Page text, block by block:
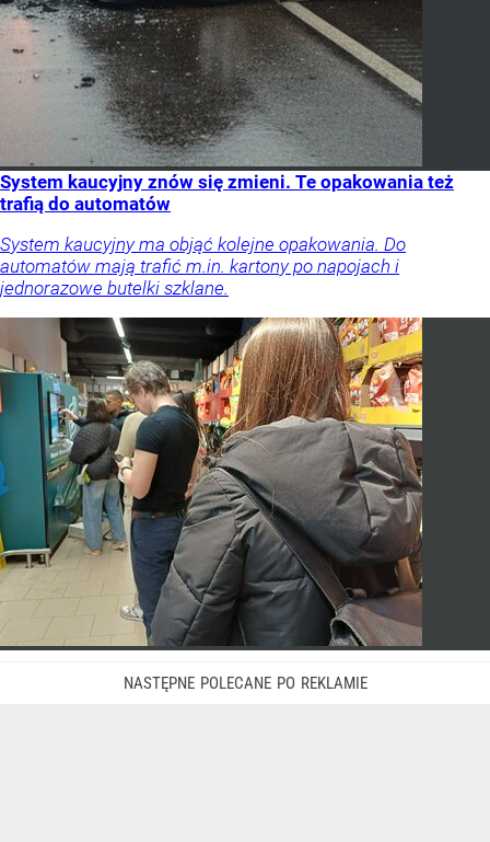
System kaucyjny znów się zmieni. Te opakowania też
trafią do automatów
System kaucyjny ma objąć kolejne opakowania. Do
automatów mają trafić m.in. kartony po napojach i
jednorazowe butelki szklane.